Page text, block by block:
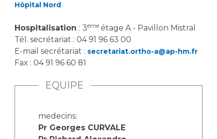
Hôpital Nord
Hospitalisation : 3ème étage A - Pavillon Mistral
Tél. secrétariat : 04 91 96 63 00
E-mail secrétariat : secretariat.ortho-a@ap-hm.fr
Fax : 04 91 96 60 81
EQUIPE
medecins:
Pr Georges CURVALE